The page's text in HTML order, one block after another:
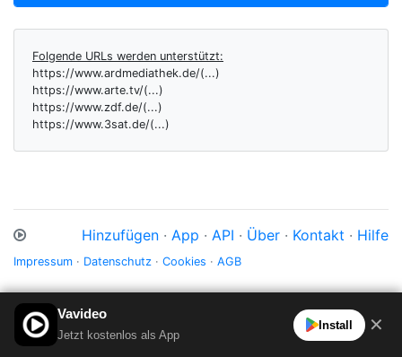
Folgende URLs werden unterstützt:
https://www.ardmediathek.de/(...)
https://www.arte.tv/(...)
https://www.zdf.de/(...)
https://www.3sat.de/(...)
Hinzufügen · App · API · Über · Kontakt · Hilfe
Impressum · Datenschutz · Cookies · AGB
Vavideo
Jetzt kostenlos als App
Install ✕